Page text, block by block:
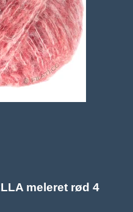
meleret rød 4